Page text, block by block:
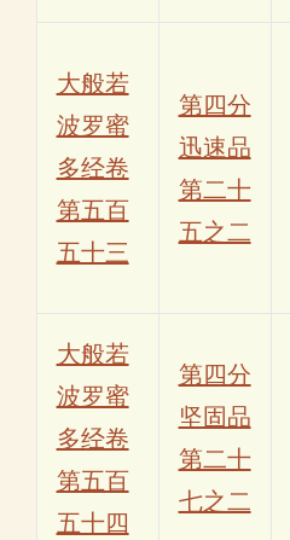
大般若
波罗蜜
多经卷
第五百
五十三
第四分
迅速品
第二十
五之二
大般若
波罗蜜
多经卷
第五百
五十四
第四分
坚固品
第二十
七之二